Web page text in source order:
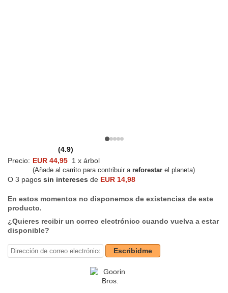
(4.9)
Precio: EUR 44,95 1 x árbol
(Añade al carrito para contribuir a reforestar el planeta)
O 3 pagos sin intereses de EUR 14,98
En estos momentos no disponemos de existencias de este
producto.
¿Quieres recibir un correo electrónico cuando vuelva a estar
disponible?
Escribidme